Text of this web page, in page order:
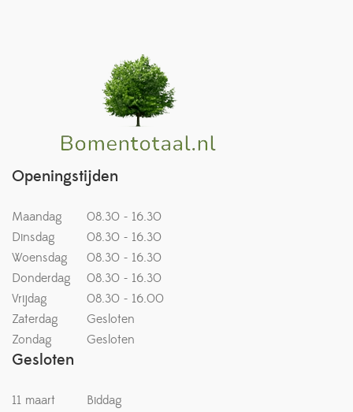
Openingstijden
Maandag
08.30 - 16.30
Dinsdag
08.30 - 16.30
Woensdag
08.30 - 16.30
Donderdag
08.30 - 16.30
Vrijdag
08.30 - 16.00
Zaterdag
Gesloten
Zondag
Gesloten
Gesloten
11 maart
Biddag